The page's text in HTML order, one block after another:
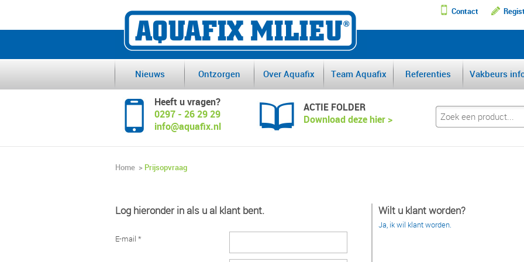
Contact
DE GROOTSTE
Nieuws Ontzorgen Over Aquafix Team Aquafix Referenties Vakbeurs
Heeft u vragen?
0297 - 26 29 29
info@aquafix.nl
ACTIE FOLDER
Download deze hier >
Home > Prijsopvraag
Log hieronder in als u al klant bent.
E-mail *
Wilt u klant worden?
Ja, ik wil klant worden.